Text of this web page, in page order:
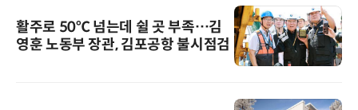
활주로 50℃ 넘는데 쉴 곳 부족…김
영훈 노동부 장관, 김포공항 불시점검